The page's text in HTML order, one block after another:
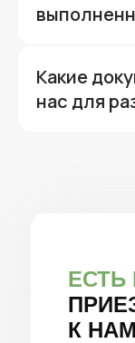
Какие
нас для
К